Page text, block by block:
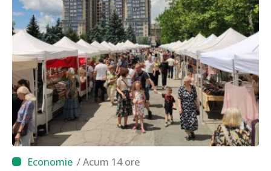
/ Acum 14 ore